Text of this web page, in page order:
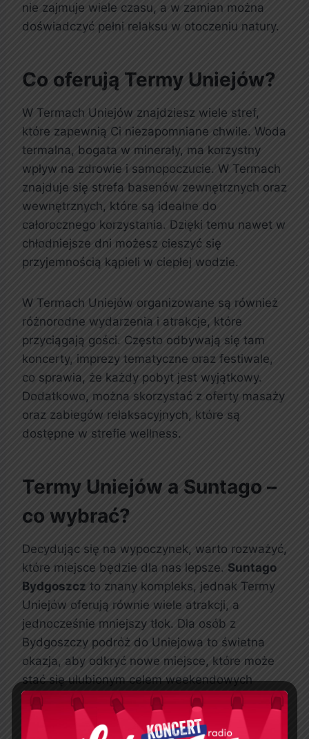
nie zajmuje wiele czasu, a w zamian można
doświadczyć pełni relaksu w otoczeniu natury.
Co oferują Termy Uniejów?
W Termach Uniejów znajdziesz wiele stref,
które zapewnią Ci niezapomniane chwile. Woda
termalna, bogata w minerały, ma korzystny
wpływ na zdrowie i samopoczucie. W Termach
znajduje się strefa basenów zewnętrznych oraz
wewnętrznych, które są idealne do
całorocznego korzystania. Dzięki temu nawet w
chłodniejsze dni możesz cieszyć się
przyjemnością kąpieli w ciepłej wodzie.
W Termach Uniejów organizowane są również
różnorodne wydarzenia i atrakcje, które
przyciągają gości. Często odbywają się tam
koncerty, imprezy tematyczne oraz festiwale,
co sprawia, że każdy pobyt jest wyjątkowy.
Dodatkowo, można skorzystać z oferty masaży
oraz zabiegów relaksacyjnych, które są
dostępne w strefie wellness.
Termy Uniejów a Suntago –
co wybrać?
Decydując się na wypoczynek, warto rozważyć,
które miejsce będzie dla nas lepsze. Suntago
Bydgoszcz to znany kompleks, jednak Termy
Uniejów oferują równie wiele atrakcji, a
jednocześnie mniejszy tłok. Dla osób z
Bydgoszczy podróż do Uniejowa to świetna
okazja, aby odkryć nowe miejsce, które może
stać się ulubionym celem weekendowych
wypadów.